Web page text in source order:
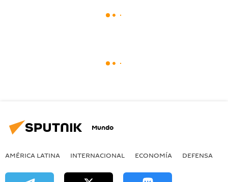
Mundo
AMÉRICA LATINA INTERNACIONAL ECONOMÍA DEFENSA